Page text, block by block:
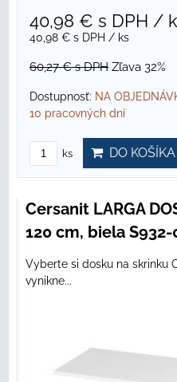
40,98 € s DPH /
40,98 € s DPH / ks
60,27 €s DPH Zľava 32%
Dostupnosť: NA
10 pracovných dní
ks DO KOŠÍKA
Cersanit LARGA
120 cm, biela S932-
Vyberte si dosku na skrinku
vynikne...